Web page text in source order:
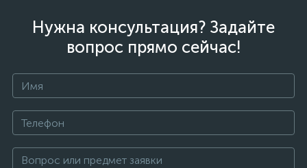
Нужна консультация? Задайте
вопрос прямо сейчас!